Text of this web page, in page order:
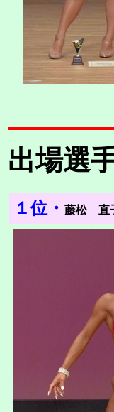
出場選
１位・ 藤松 直